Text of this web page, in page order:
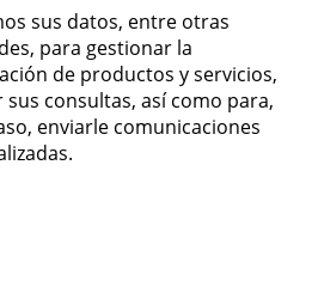
sus datos, entre otras
para gestionar la
de productos y servicios,
sus consultas, así como para,
enviarle comunicaciones